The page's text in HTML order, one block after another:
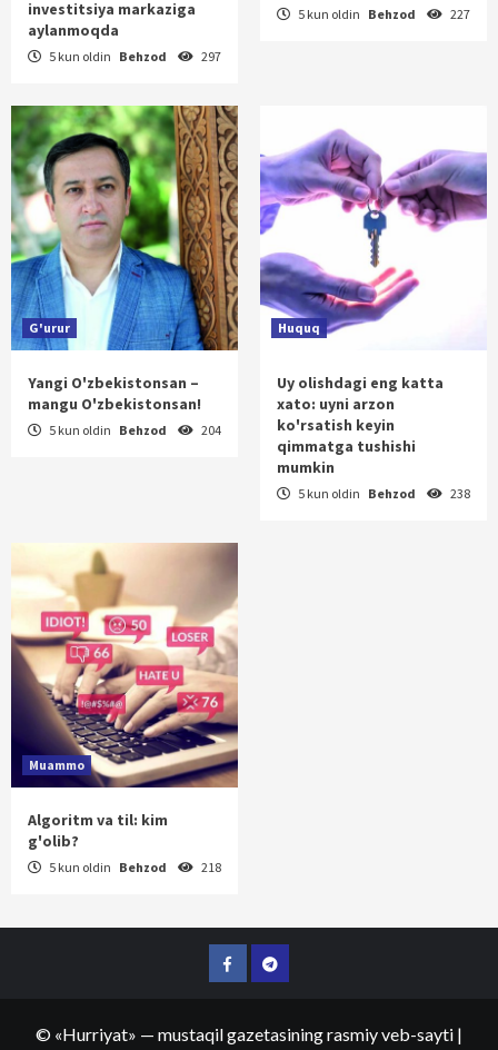
investitsiya markaziga
aylanmoqda
5 kun oldin Behzod 297
5 kun oldin Behzod 227
G'urur
Yangi O'zbekistonsan –
mangu O'zbekistonsan!
5 kun oldin Behzod 204
Huquq
Uy olishdagi eng katta
xato: uyni arzon
ko'rsatish keyin
qimmatga tushishi
mumkin
5 kun oldin Behzod 238
Muammo
Algoritm va til: kim
g'olib?
5 kun oldin Behzod 218
FacebookTelegram
© «Hurriyat» — mustaqil gazetasining rasmiy veb-sayti |